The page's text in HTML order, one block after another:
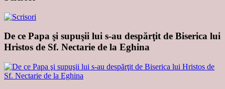
De ce Papa şi supuşii lui s-au despărţit de Biserica lui
Hristos de Sf. Nectarie de la Eghina